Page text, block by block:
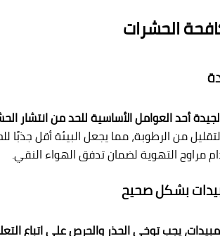
الحشرات
أحد العوامل الأساسية للحد من انتشار
من الرطوبة، مما يجعل البيئة أقل جذبًا
مراوح التهوية لضمان تدفق الهواء النقي.
بشكل صحيح
يجب توخي الحذر والحرص على اتباع